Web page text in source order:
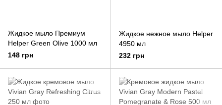
Жидкое мыло Премиум
Helper Green Olive 1000 мл
148 грн
Жидкое нежное мыло Helper
4950 мл
232 грн